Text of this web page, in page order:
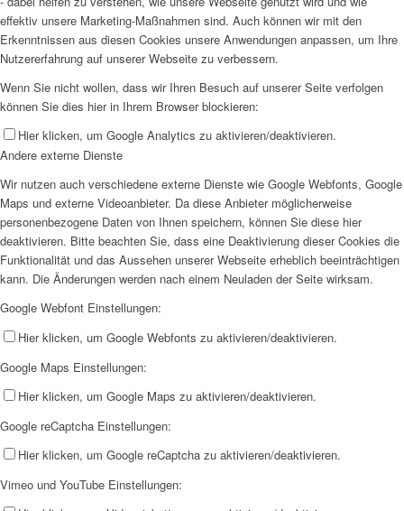
effektiv unsere Marketing-Maßnahmen sind. Auch können wir mit den
Erkenntnissen aus diesen Cookies unsere Anwendungen anpassen, um Ihre
Nutzererfahrung auf unserer Webseite zu verbessern.
Wenn Sie nicht wollen, dass wir Ihren Besuch auf unserer Seite verfolgen
können Sie dies hier in Ihrem Browser blockieren:
Hier klicken, um Google Analytics zu aktivieren/deaktivieren.
Andere externe Dienste
Wir nutzen auch verschiedene externe Dienste wie Google Webfonts, Google
Maps und externe Videoanbieter. Da diese Anbieter möglicherweise
personenbezogene Daten von Ihnen speichern, können Sie diese hier
deaktivieren. Bitte beachten Sie, dass eine Deaktivierung dieser Cookies die
Funktionalität und das Aussehen unserer Webseite erheblich beeinträchtigen
kann. Die Änderungen werden nach einem Neuladen der Seite wirksam.
Google Webfont Einstellungen:
Hier klicken, um Google Webfonts zu aktivieren/deaktivieren.
Google Maps Einstellungen:
Hier klicken, um Google Maps zu aktivieren/deaktivieren.
Google reCaptcha Einstellungen:
Hier klicken, um Google reCaptcha zu aktivieren/deaktivieren.
Vimeo und YouTube Einstellungen: